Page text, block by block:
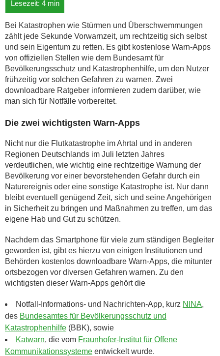
Bei Katastrophen wie Stürmen und Überschwemmungen
zählt jede Sekunde Vorwarnzeit, um rechtzeitig sich selbst
und sein Eigentum zu retten. Es gibt kostenlose Warn-Apps
von offiziellen Stellen wie dem Bundesamt für
Bevölkerungsschutz und Katastrophenhilfe, um den Nutzer
frühzeitig vor solchen Gefahren zu warnen. Zwei
downloadbare Ratgeber informieren zudem darüber, wie
man sich für Notfälle vorbereitet.
Die zwei wichtigsten Warn-Apps
Nicht nur die Flutkatastrophe im Ahrtal und in anderen
Regionen Deutschlands im Juli letzten Jahres
verdeutlichen, wie wichtig eine rechtzeitige Warnung der
Bevölkerung vor einer bevorstehenden Gefahr durch ein
Naturereignis oder eine sonstige Katastrophe ist. Nur dann
bleibt eventuell genügend Zeit, sich und seine Angehörigen
in Sicherheit zu bringen und Maßnahmen zu treffen, um das
eigene Hab und Gut zu schützen.
Nachdem das Smartphone für viele zum ständigen Begleiter
geworden ist, gibt es hierzu von einigen Institutionen und
Behörden kostenlos downloadbare Warn-Apps, die mitunter
ortsbezogen vor diversen Gefahren warnen. Zu den
wichtigsten dieser Warn-Apps gehört die
Notfall-Informations- und Nachrichten-App, kurz NINA,
des Bundesamtes für Bevölkerungsschutz und
Katastrophenhilfe (BBK), sowie
Katwarn, die vom Fraunhofer-Institut für Offene
Kommunikationssysteme entwickelt wurde.